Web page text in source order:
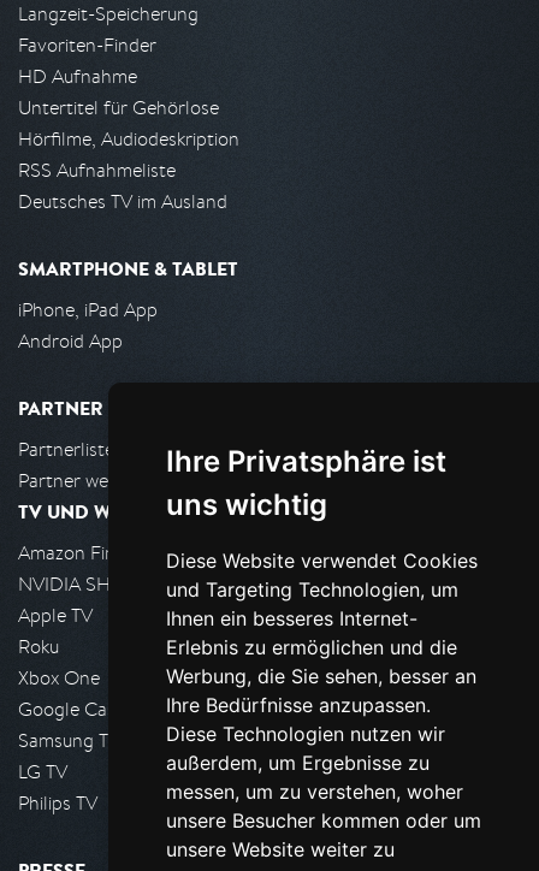
Ihre Privatsphäre ist
uns wichtig
Diese Website verwendet Cookies
und Targeting Technologien, um
Ihnen ein besseres Internet-
Erlebnis zu ermöglichen und die
Werbung, die Sie sehen, besser an
Ihre Bedürfnisse anzupassen.
Diese Technologien nutzen wir
außerdem, um Ergebnisse zu
messen, um zu verstehen, woher
unsere Besucher kommen oder um
unsere Website weiter zu
Langzeit-Speicherung
Favoriten-Finder
HD Aufnahme
Untertitel für Gehörlose
Hörfilme, Audiodeskription
RSS Aufnahmeliste
Deutsches TV im Ausland
SMARTPHONE & TABLET
iPhone, iPad App
Android App
PARTNER
Partnerliste
Partner werden
TV UND WOHNZIMMER
Amazon FireTV
NVIDIA SHIELD, Google TV
Apple TV
Roku
Xbox One
Google Cast
Samsung TV
LG TV
Philips TV